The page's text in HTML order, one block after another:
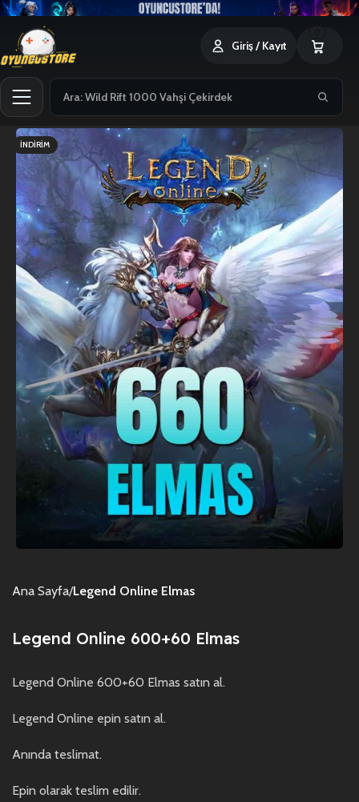
Giriş / Kayıt
İNDIRIM
Ana Sayfa Legend Online Elmas
Legend Online 600+60 Elmas
Legend Online 600+60 Elmas satın al.
Legend Online epin satın al.
Anında teslimat.
Epin olarak teslim edilir.